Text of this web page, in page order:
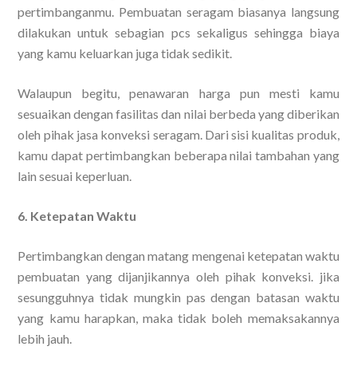
pertimbanganmu. Pembuatan seragam biasanya langsung
dilakukan untuk sebagian pcs sekaligus sehingga biaya
yang kamu keluarkan juga tidak sedikit.
Walaupun begitu, penawaran harga pun mesti kamu
sesuaikan dengan fasilitas dan nilai berbeda yang diberikan
oleh pihak jasa konveksi seragam. Dari sisi kualitas produk,
kamu dapat pertimbangkan beberapa nilai tambahan yang
lain sesuai keperluan.
6. Ketepatan Waktu
Pertimbangkan dengan matang mengenai ketepatan waktu
pembuatan yang dijanjikannya oleh pihak konveksi. jika
sesungguhnya tidak mungkin pas dengan batasan waktu
yang kamu harapkan, maka tidak boleh memaksakannya
lebih jauh.